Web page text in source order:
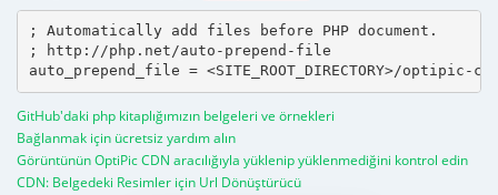
; Automatically add files before PHP document.
; http://php.net/auto-prepend-file
GitHub'daki php kitaplığımızın belgeleri ve örnekleri
Bağlanmak için ücretsiz yardım alın
Görüntünün OptiPic CDN aracılığıyla yüklenip yüklenmediğini kontrol edin
CDN: Belgedeki Resimler için Url Dönüştürücü